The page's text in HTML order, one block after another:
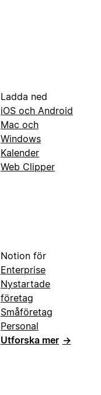
Ladda ned
iOS och Android
Mac och
Windows
Kalender
Web Clipper
Notion för
Enterprise
Nystartade
företag
Småföretag
Personal
Utforska mer →